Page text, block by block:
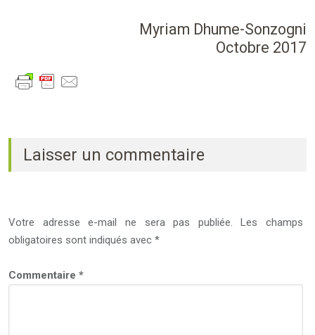
Myriam Dhume-Sonzogni
Octobre 2017
Laisser un commentaire
Votre adresse e-mail ne sera pas publiée.
Les champs
obligatoires sont indiqués avec *
Commentaire *